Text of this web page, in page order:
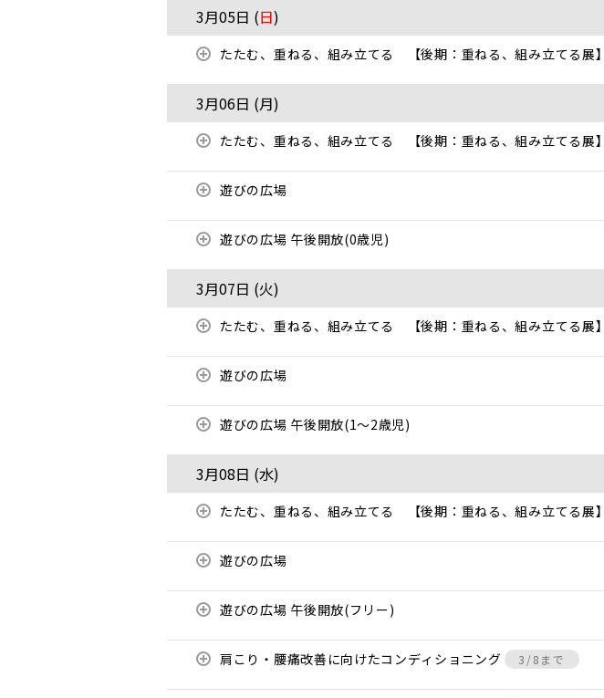
3月05日 (日)
たたむ、重ねる、組み立てる 【後期：重ねる、組み立てる展】
3月06日 (月)
たたむ、重ねる、組み立てる 【後期：重ねる、組み立てる展】
遊びの広場
遊びの広場 午後開放(0歳児)
3月07日 (火)
たたむ、重ねる、組み立てる 【後期：重ねる、組み立てる展】
遊びの広場
遊びの広場 午後開放(1～2歳児)
3月08日 (水)
たたむ、重ねる、組み立てる 【後期：重ねる、組み立てる展】
遊びの広場
遊びの広場 午後開放(フリー)
肩こり・腰痛改善に向けたコンディショニング 3/8まで